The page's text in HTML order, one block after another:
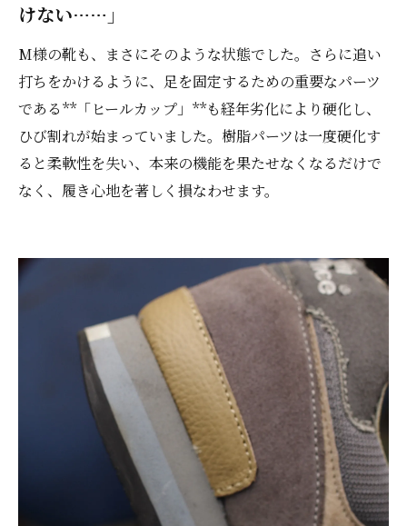
けない……」
M様の靴も、まさにそのような状態でした。さらに追い
打ちをかけるように、足を固定するための重要なパーツ
である**「ヒールカップ」**も経年劣化により硬化し、
ひび割れが始まっていました。樹脂パーツは一度硬化す
ると柔軟性を失い、本来の機能を果たせなくなるだけで
なく、履き心地を著しく損なわせます。